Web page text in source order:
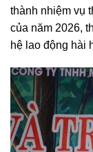
thành nhiệm vụ
của năm 2026,
hệ lao động hài